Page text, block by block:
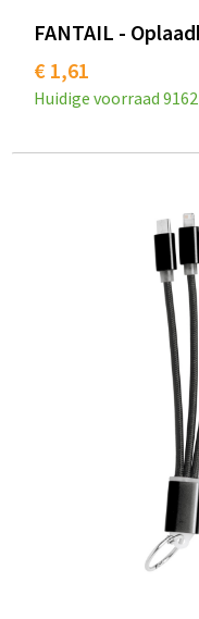
FANTAIL -
€ 1,61
Huidige voorraad 9162